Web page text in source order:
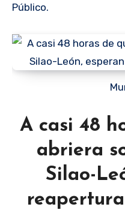
Público.
A casi 48
abriera
Silao-